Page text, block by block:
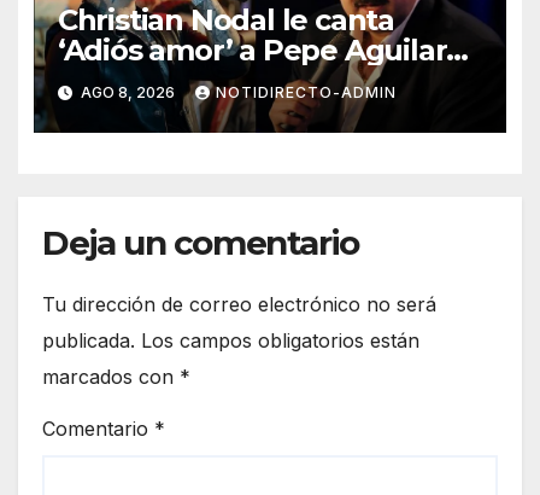
Christian Nodal le canta
‘Adiós amor’ a Pepe Aguilar
por su cumpleaños; redes
reaccionan
AGO 8, 2026 NOTIDIRECTO-ADMIN
Deja un comentario
Tu dirección de correo electrónico no será
publicada. Los campos obligatorios están
marcados con *
Comentario *